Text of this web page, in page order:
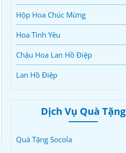
Hộp Hoa Chúc Mừng
Hoa Tình Yêu
Chậu Hoa Lan Hồ Điệp
Lan Hồ Điệp
Dịch Vụ Quà Tặng
Quà Tặng Socola